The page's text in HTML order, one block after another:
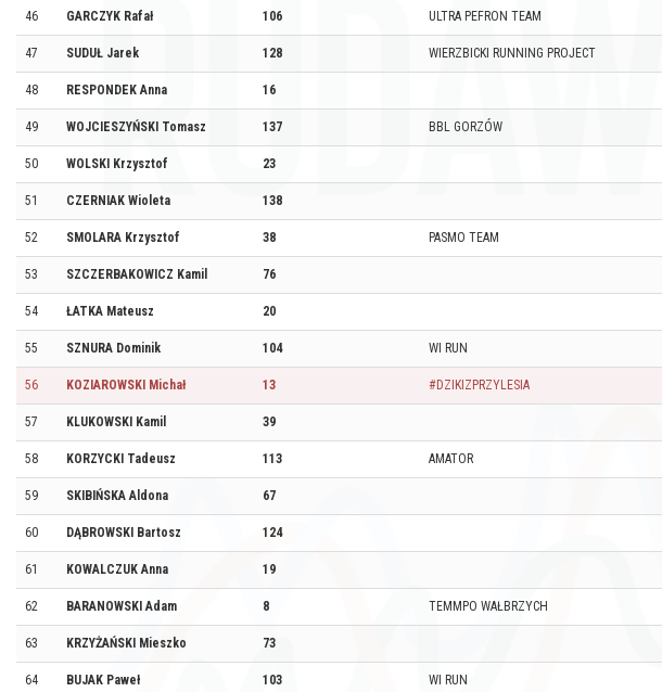
46 GARCZYK Rafał 106 ULTRA PEFRON TEAM
47 SUDUŁ Jarek 128 WIERZBICKI RUNNING PROJECT
48 RESPONDEK Anna 16
49 WOJCIESZYŃSKI Tomasz 137 BBL GORZÓW
50 WOLSKI Krzysztof 23
51 CZERNIAK Wioleta 138
52 SMOLARA Krzysztof 38 PASMO TEAM
53 SZCZERBAKOWICZ Kamil 76
54 ŁATKA Mateusz 20
55 SZNURA Dominik 104 WI RUN
56 KOZIAROWSKI Michał 13 #DZIKIZPRZYLESIA
57 KLUKOWSKI Kamil 39
58 KORZYCKI Tadeusz 113 AMATOR
59 SKIBIŃSKA Aldona 67
60 DĄBROWSKI Bartosz 124
61 KOWALCZUK Anna 19
62 BARANOWSKI Adam 8 TEMMPO WAŁBRZYCH
63 KRZYŻAŃSKI Mieszko 73
64 BUJAK Paweł 103 WI RUN